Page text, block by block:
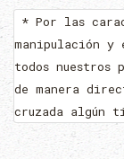
* Por las
manipulación y
todos nuestros
de manera
cruzada algún